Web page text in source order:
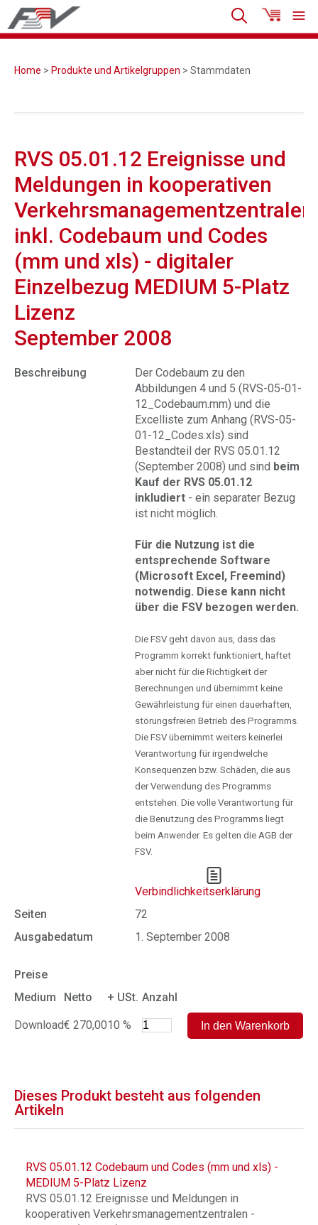
Home > Produkte und Artikelgruppen > Stammdaten
RVS 05.01.12 Ereignisse und
Meldungen in kooperativen
Verkehrsmanagementzentralen
inkl. Codebaum und Codes
(mm und xls) - digitaler
Einzelbezug MEDIUM 5-Platz
Lizenz
September 2008
Beschreibung
Der Codebaum zu den
Abbildungen 4 und 5 (RVS-05-01-
12_Codebaum.mm) und die
Excelliste zum Anhang (RVS-05-
01-12_Codes.xls) sind
Bestandteil der RVS 05.01.12
(September 2008) und sind beim
Kauf der RVS 05.01.12
inkludiert - ein separater Bezug
ist nicht möglich.
Für die Nutzung ist die
entsprechende Software
(Microsoft Excel, Freemind)
notwendig. Diese kann nicht
über die FSV bezogen werden.
Die FSV geht davon aus, dass das
Programm korrekt funktioniert, haftet
aber nicht für die Richtigkeit der
Berechnungen und übernimmt keine
Gewährleistung für einen dauerhaften,
störungsfreien Betrieb des Programms.
Die FSV übernimmt weiters keinerlei
Verantwortung für irgendwelche
Konsequenzen bzw. Schäden, die aus
der Verwendung des Programms
entstehen. Die volle Verantwortung für
die Benutzung des Programms liegt
beim Anwender. Es gelten die AGB der
FSV.
Verbindlichkeitserklärung
Seiten
72
Ausgabedatum
1. September 2008
Preise
Medium
Netto + USt. Anzahl
Download€ 270,0010 %
Dieses Produkt besteht aus folgenden
Artikeln
RVS 05.01.12 Codebaum und Codes (mm und xls) -
MEDIUM 5-Platz Lizenz
RVS 05.01.12 Ereignisse und Meldungen in
kooperativen Verkehrsmanagementzentralen -